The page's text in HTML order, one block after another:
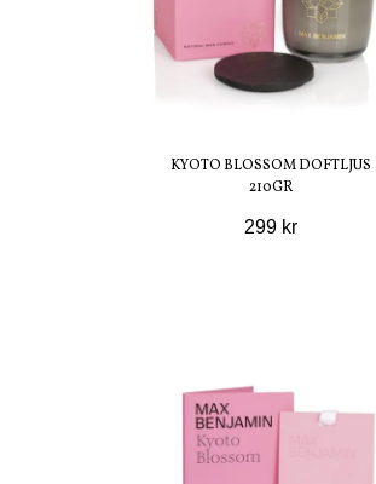
KYOTO BLOSSOM DOFTLJUS
210GR
299 kr